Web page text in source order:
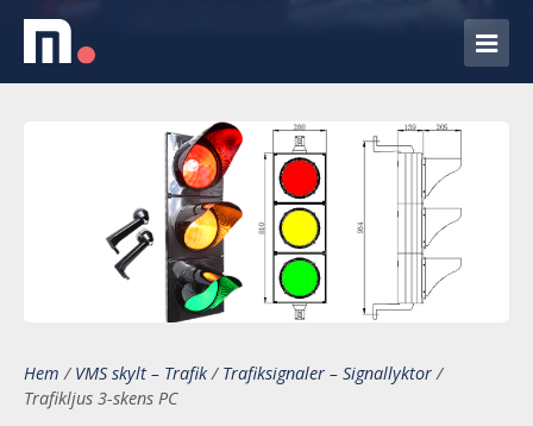
Hem / VMS skylt – Trafik/ Trafiksignaler – Signallyktor /
Trafikljus 3-skens PC